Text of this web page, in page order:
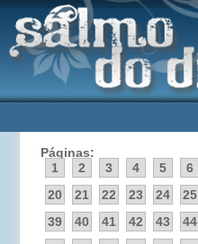
Páginas:
1
2 3 4 5 6
20
21 22 23 24 25
39
40 41 42 43 44